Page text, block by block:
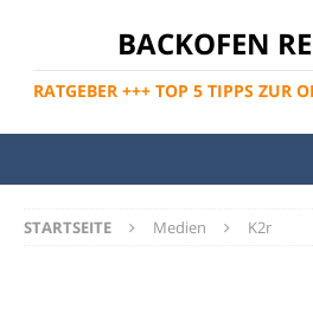
BACKOFEN
RATGEBER +++ TOP 5 TIPPS ZUR
STARTSEITE Medien K2r